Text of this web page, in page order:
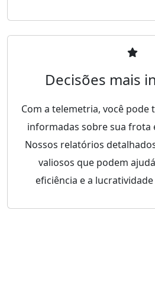
Decisões mais
Com a telemetria, você pode
informadas sobre sua frota
Nossos relatórios
valiosos que podem
eficiência e a